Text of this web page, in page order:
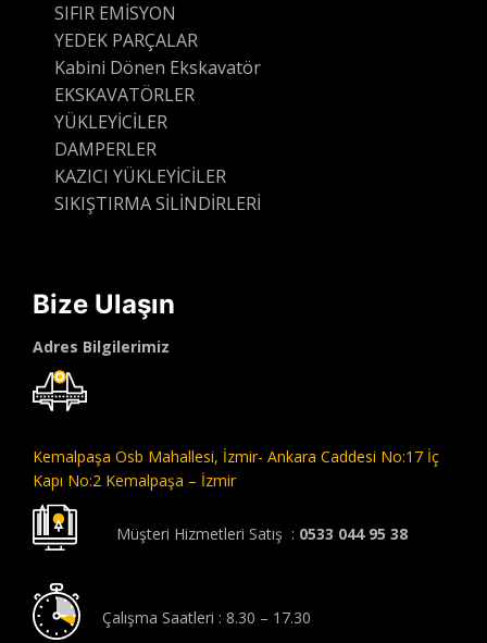
SIFIR EMİSYON
YEDEK PARÇALAR
Kabini Dönen Ekskavatör
EKSKAVATÖRLER
YÜKLEYİCİLER
DAMPERLER
KAZICI YÜKLEYİCİLER
SIKIŞTIRMA SİLİNDİRLERİ
Bize Ulaşın
Adres Bilgilerimiz
Kemalpaşa Osb Mahallesi, İzmir- Ankara Caddesi No:17 İç
Kapı No:2 Kemalpaşa – İzmir
Müşteri Hizmetleri Satış : 0533 044 95 38
Çalışma Saatleri : 8.30 – 17.30